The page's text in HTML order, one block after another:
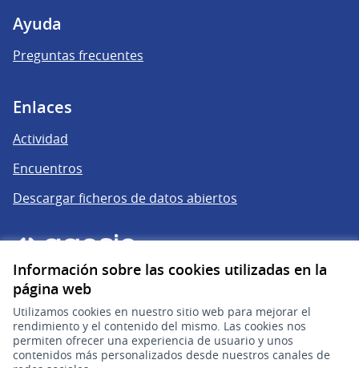
Información sobre las cookies utilizadas en la
página web
Utilizamos cookies en nuestro sitio web para mejorar el
rendimiento y el contenido del mismo. Las cookies nos
permiten ofrecer una experiencia de usuario y unos
contenidos más personalizados desde nuestros canales de
Ayuda
Preguntas frecuentes
Enlaces
Actividad
Encuentros
Descargar ficheros de datos abiertos
gub.uy
(Enlace externo)